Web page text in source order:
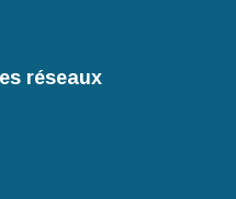
réseaux